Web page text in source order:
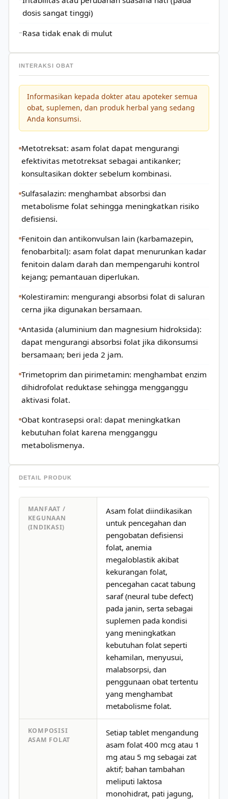
dosis sangat tinggi)
Rasa tidak enak di mulut
INTERAKSI OBAT
Informasikan kepada dokter atau apoteker semua
obat, suplemen, dan produk herbal yang sedang
Anda konsumsi.
Metotreksat: asam folat dapat mengurangi
efektivitas metotreksat sebagai antikanker;
konsultasikan dokter sebelum kombinasi.
Sulfasalazin: menghambat absorbsi dan
metabolisme folat sehingga meningkatkan risiko
defisiensi.
Fenitoin dan antikonvulsan lain (karbamazepin,
fenobarbital): asam folat dapat menurunkan kadar
fenitoin dalam darah dan mempengaruhi kontrol
kejang; pemantauan diperlukan.
Kolestiramin: mengurangi absorbsi folat di saluran
cerna jika digunakan bersamaan.
Antasida (aluminium dan magnesium hidroksida):
dapat mengurangi absorbsi folat jika dikonsumsi
bersamaan; beri jeda 2 jam.
Trimetoprim dan pirimetamin: menghambat enzim
dihidrofolat reduktase sehingga mengganggu
aktivasi folat.
Obat kontrasepsi oral: dapat meningkatkan
kebutuhan folat karena mengganggu
metabolismenya.
DETAIL PRODUK
MANFAAT /
KEGUNAAN
(INDIKASI)
Asam folat diindikasikan
untuk pencegahan dan
pengobatan defisiensi
folat, anemia
megaloblastik akibat
kekurangan folat,
pencegahan cacat tabung
saraf (neural tube defect)
pada janin, serta sebagai
suplemen pada kondisi
yang meningkatkan
kebutuhan folat seperti
kehamilan, menyusui,
malabsorpsi, dan
penggunaan obat tertentu
yang menghambat
metabolisme folat.
KOMPOSISI
ASAM FOLAT
Setiap tablet mengandung
asam folat 400 mcg atau 1
mg atau 5 mg sebagai zat
aktif; bahan tambahan
meliputi laktosa
monohidrat, pati jagung,